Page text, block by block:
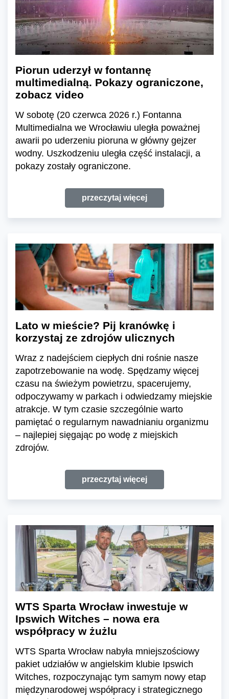
Piorun uderzył w fontannę
multimedialną. Pokazy ograniczone,
zobacz video
W sobotę (20 czerwca 2026 r.) Fontanna
Multimedialna we Wrocławiu uległa poważnej
awarii po uderzeniu pioruna w główny gejzer
wodny. Uszkodzeniu uległa część instalacji, a
pokazy zostały ograniczone.
przeczytaj więcej
Lato w mieście? Pij kranówkę i
korzystaj ze zdrojów ulicznych
Wraz z nadejściem ciepłych dni rośnie nasze
zapotrzebowanie na wodę. Spędzamy więcej
czasu na świeżym powietrzu, spacerujemy,
odpoczywamy w parkach i odwiedzamy miejskie
atrakcje. W tym czasie szczególnie warto
pamiętać o regularnym nawadnianiu organizmu
– najlepiej sięgając po wodę z miejskich
zdrojów.
przeczytaj więcej
WTS Sparta Wrocław inwestuje w
Ipswich Witches – nowa era
współpracy w żużlu
WTS Sparta Wrocław nabyła mniejszościowy
pakiet udziałów w angielskim klubie Ipswich
Witches, rozpoczynając tym samym nowy etap
międzynarodowej współpracy i strategicznego